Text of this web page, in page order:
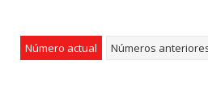
Número actual Números